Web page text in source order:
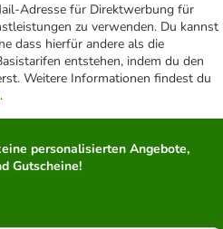
Adresse für Direktwerbung für
zu verwenden. Du kannst
dass hierfür andere als die
entstehen, indem du den
Weitere Informationen findest du
.
personalisierten Angebote,
Gutscheine!